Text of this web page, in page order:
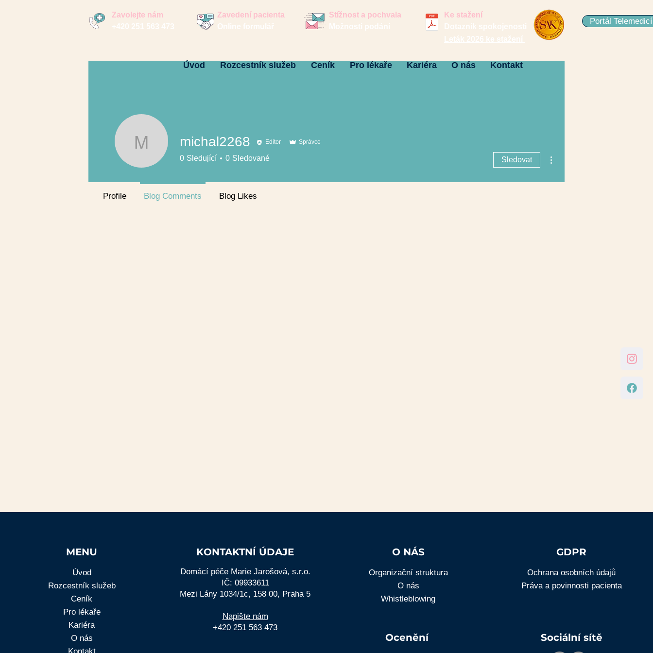
Zavolejte nám
+420 251 563 473
Zavedení pacienta
Online formulář
Stížnost a pochvala
Možnosti podání
Ke stažení
Dotazník spokojenosti
Leták 2026 ke stažení
Portál
Úvod Rozcestník služeb Ceník Pro lékaře Kariéra O nás Kontakt
michal2268
michal2268 Editor Správce
0 Sledující 0 Sledované Sledovat
Profile Blog Comments Blog Likes
MENU
Úvod
Rozcestník služeb
Ceník
Pro lékaře
Kariéra
O nás
KONTAKTNÍ ÚDAJE
Domácí péče Marie Jarošová, s.r.o.
IČ: 09933611
Mezi Lány 1034/1c, 158 00, Praha 5
Napište nám
+420 251 563 473
O NÁS
Organizační struktura
O nás
Whistleblowing
Ocenění
GDPR
Ochrana osobních údajů
Práva a povinnosti pacienta
Sociální sítě